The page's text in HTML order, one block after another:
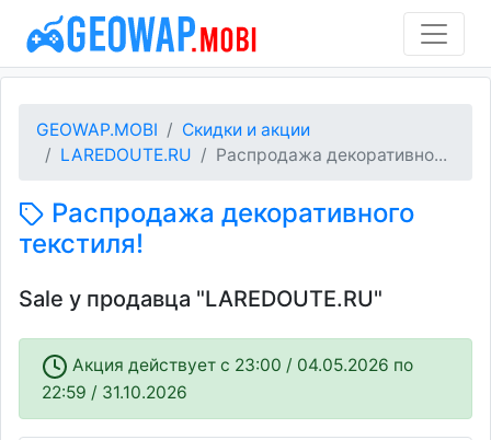
GEOWAP.MOBI
Скидки и акции
LAREDOUTE.RU
Распродажа декоративно...
Распродажа декоративного
текстиля!
Sale у продавца "LAREDOUTE.RU"
Акция действует c 23:00 / 04.05.2026 по
22:59 / 31.10.2026